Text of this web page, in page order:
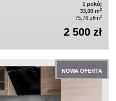
1 pokój
33,00 m2
75,76 zł/m2
2 500 zł
NOWA OFERTA